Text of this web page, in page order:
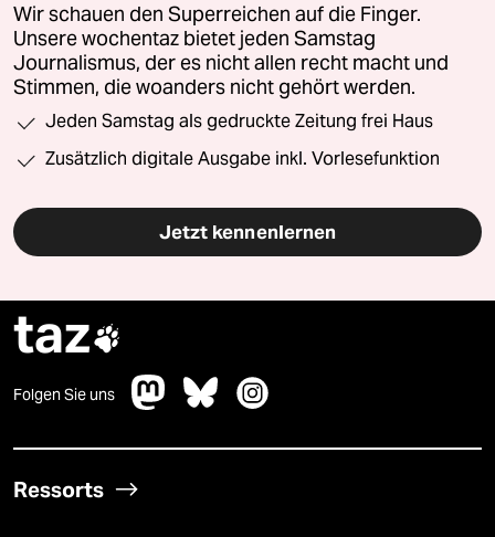
Wir schauen den Superreichen auf die Finger.
Unsere wochentaz bietet jeden Samstag
Journalismus, der es nicht allen recht macht und
Stimmen, die woanders nicht gehört werden.
Jeden Samstag als gedruckte Zeitung frei Haus
Zusätzlich digitale Ausgabe inkl. Vorlesefunktion
Jetzt kennenlernen
taz
Folgen Sie uns
Ressorts